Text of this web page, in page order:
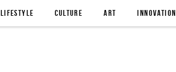
LIFESTYLE CULTURE ART INNOVATION